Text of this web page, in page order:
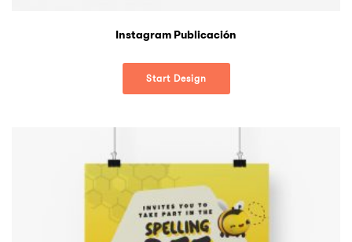
Instagram Publicación
Start Design